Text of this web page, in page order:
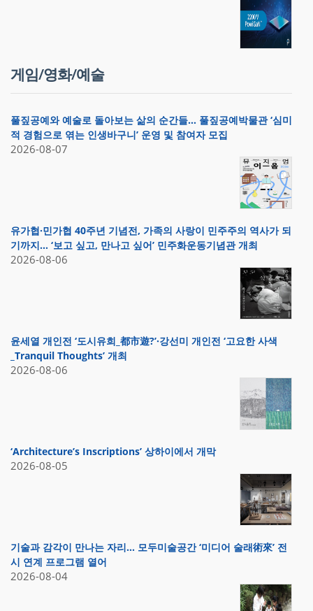
게임/영화/예술
풀짚공예와 예술로 돌아보는 삶의 순간들… 풀짚공예박물관 ‘심미
적 경험으로 엮는 인생바구니’ 운영 및 참여자 모집
2026-08-07
유가협·민가협 40주년 기념전, 가족의 사랑이 민주주의 역사가 되
기까지… ‘보고 싶고, 만나고 싶어’ 민주화운동기념관 개최
2026-08-06
윤세열 개인전 ‘도시유희_都市遊?’·강선미 개인전 ‘고요한 사색
_Tranquil Thoughts’ 개최
2026-08-06
‘Architecture’s Inscriptions’ 상하이에서 개막
2026-08-05
기술과 감각이 만나는 자리… 모두미술공간 ‘미디어 술래術來’ 전
시 연계 프로그램 열어
2026-08-04